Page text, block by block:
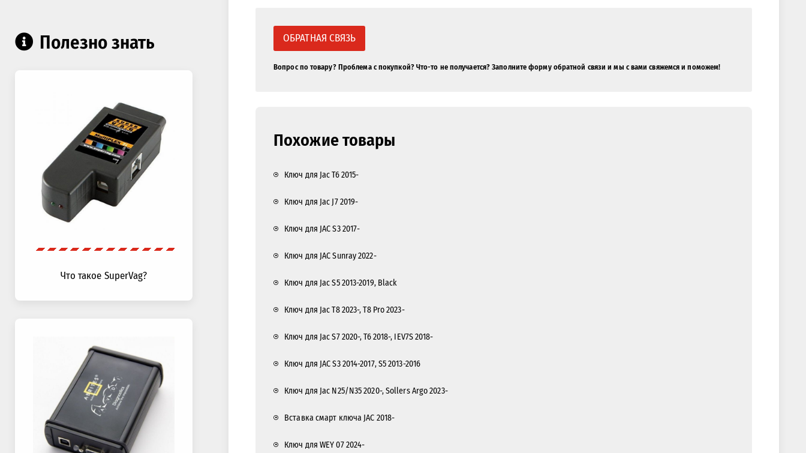
Полезно знать
Что такое SuperVag?
ОБРАТНАЯ СВЯЗЬ
Вопрос по товару? Проблема с покупкой? Что-то не получается? Заполните форму обратной связи и мы с вами свяжемся и поможем!
Похожие товары
Ключ для Jac T6 2015-
Ключ для Jac J7 2019-
Ключ для JAC S3 2017-
Ключ для JAC Sunray 2022-
Ключ для Jac S5 2013-2019, Black
Ключ для Jac T8 2023-, T8 Pro 2023-
Ключ для Jac S7 2020-, T6 2018-, IEV7S 2018-
Ключ для JAC S3 2014-2017, S5 2013-2016
Ключ для Jac N25/N35 2020-, Sollers Argo 2023-
Вставка смарт ключа JAC 2018-
Ключ для WEY 07 2024-